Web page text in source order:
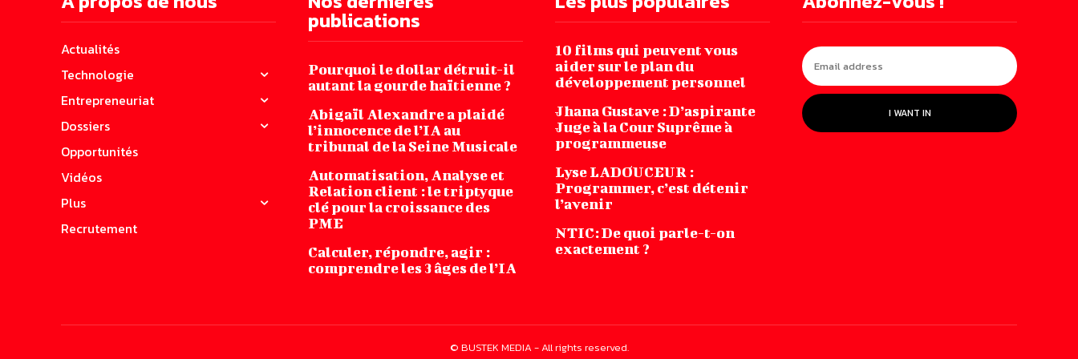
Actualités
Technologie
Entrepreneuriat
Dossiers
Opportunités
Vidéos
Plus
Recrutement
publications
Pourquoi le dollar détruit-il
autant la gourde haïtienne ?
Abigaïl Alexandre a plaidé
l’innocence de l’IA au
tribunal de la Seine Musicale
Automatisation, Analyse et
Relation client : le triptyque
clé pour la croissance des
PME
Calculer, répondre, agir :
comprendre les 3 âges de l’IA
10 films qui peuvent vous
aider sur le plan du
développement personnel
Jhana‌ ‌Gustave‌ ‌:‌ ‌D’aspirante‌
‌Juge‌ ‌à‌ ‌la‌ ‌Cour‌ ‌Suprême‌ ‌à
‌programmeuse ‌
Lyse LADOUCEUR :
Programmer, c’est détenir
l’avenir
NTIC: De quoi parle-t-on
exactement ?
I WANT IN
© BUSTEK MEDIA - All rights reserved.